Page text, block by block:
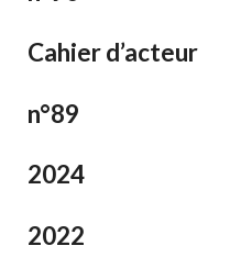
Cahier d’acteur
n°89
2024
2022